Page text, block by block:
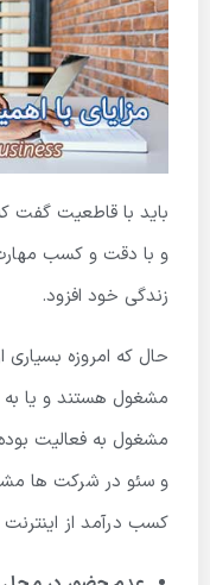
باید با قاطعیت گفت
و با دقت و کسب مهارت
زندگی خود افزود.
حال که امروزه بسیاری
مشغول هستند و یا به
مشغول به فعالیت
و سئو در شرکت ها
کسب درآمد از